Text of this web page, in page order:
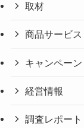
取材
商品サービス
キャンペーン
経営情報
調査レポート